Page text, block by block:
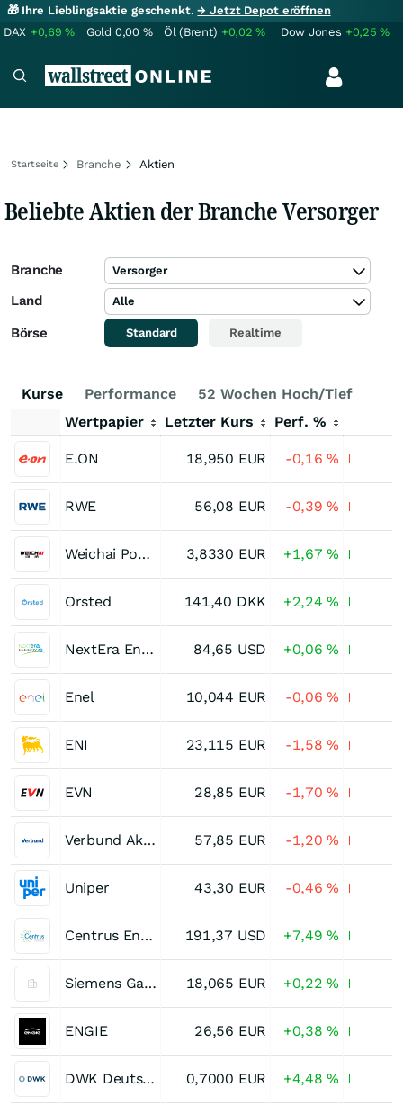
🎁 Ihre Lieblingsaktie geschenkt.→ Jetzt Depot eröffnen
DAX +0,69% Gold 0,00 % Öl (Brent) +0,02% Dow Jones +0,25%
Startseite Branche Aktien
Beliebte Aktien der Branche Versorger
Branche Versorger
Land Alle
Börse Standard Realtime
Kurse Performance 52 Wochen Hoch/Tief
Wertpapier
Letzter Kurs Perf. %
E.ON 18,950 EUR -0,16%
RWE 56,08 EUR -0,39%
Weichai Power (H) 3,8330 EUR +1,67%
Orsted 141,40 DKK +2,24%
NextEra Energy 84,65 USD +0,06%
Enel 10,044 EUR -0,06%
ENI 23,115 EUR -1,58%
EVN 28,85 EUR -1,70%
Verbund Akt.(A) 57,85 EUR -1,20%
Uniper 43,30 EUR -0,46%
Centrus Energy Registered (A) 191,37 USD +7,49%
Siemens Gamesa Renewable Energy 18,065 EUR +0,22%
ENGIE 26,56 EUR +0,38%
DWK Deutsche Wasserkraft 0,7000 EUR +4,48%